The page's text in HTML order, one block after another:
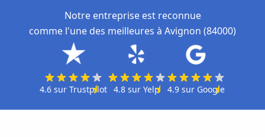
Notre entreprise est reconnue
comme l'une des meilleures à Avignon (84000)
4.6 sur Trustpilot 4.8 sur Yelp 4.9sur Google